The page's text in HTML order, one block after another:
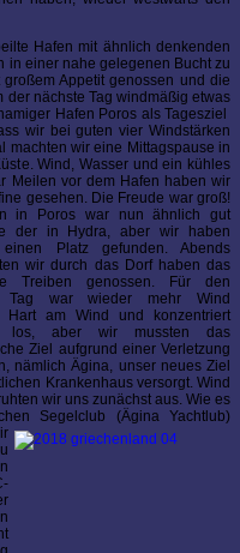
Hafen mit ähnlich denkenden
in einer nahe gelegenen Bucht zu
Appetit genossen und die
der nächste Tag windmäßig etwas
Hafen Poros als Tagesziel
wir bei guten vier Windstärken
machten wir eine Mittagspause in
Wind, Wasser und ein kühles
Meilen vor dem Hafen haben wir
gesehen. Die Freude war groß!
in Poros war nun ähnlich gut
der in Hydra, aber wir haben
Platz gefunden. Abends
wir durch das Dorf haben das
Treiben genossen. Für den
Tag war wieder mehr Wind
Hart am Wind und konzentriert
los, aber wir mussten das
Ziel aufgrund einer Verletzung
nämlich Ägina, unser neues Ziel
Krankenhaus versorgt. Wind
wir uns zunächst aus. Wie es
Segelclub (Ägina Yachtlub)